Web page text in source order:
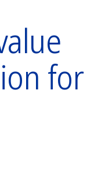
for